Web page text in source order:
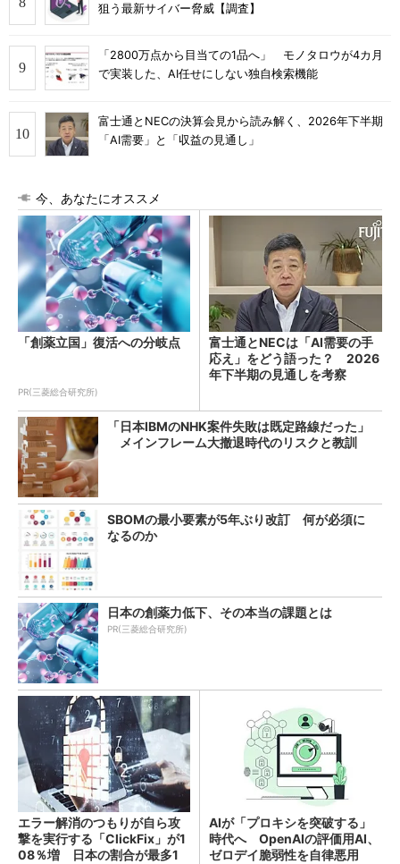
狙う最新サイバー脅威【調査】
「2800万点から目当ての1品へ」 モノタロウが4カ月
で実装した、AI任せにしない独自検索機能
富士通とNECの決算会見から読み解く、2026年下半期
「AI需要」と「収益の見通し」
今、あなたにオススメ
「創薬立国」復活への分岐点
PR(三菱総合研究所)
富士通とNECは「AI需要の手
応え」をどう語った？ 2026
年下半期の見通しを考察
「日本IBMのNHK案件失敗は既定路線だった」
メインフレーム大撤退時代のリスクと教訓
SBOMの最小要素が5年ぶり改訂 何が必須に
なるのか
日本の創薬力低下、その本当の課題とは
PR(三菱総合研究所)
エラー解消のつもりが自ら攻
撃を実行する「ClickFix」が1
08％増 日本の割合が最多1
AIが「プロキシを突破する」
時代へ OpenAIの評価用AI、
ゼロデイ脆弱性を自律悪用